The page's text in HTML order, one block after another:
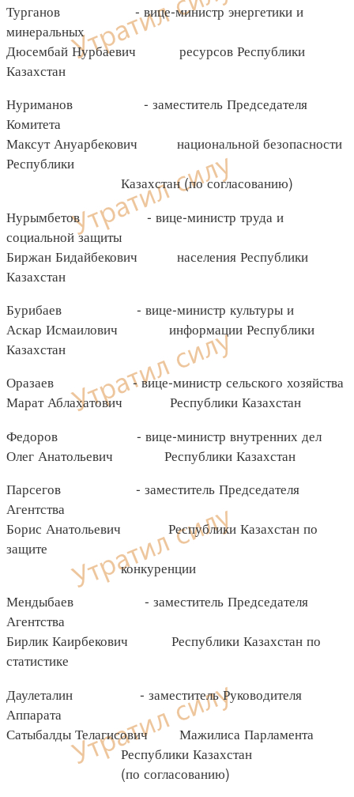
Турганов - вице-министр энергетики и
минеральных
Дюсембай Нурбаевич ресурсов Республики
Казахстан
Нуриманов - заместитель Председателя
Комитета
Максут Ануарбекович национальной безопасности
Республики
Казахстан (по согласованию)
Нурымбетов - вице-министр труда и
социальной защиты
Биржан Бидайбекович населения Республики
Казахстан
Бурибаев - вице-министр культуры и
Аскар Исмаилович информации Республики
Казахстан
Оразаев - вице-министр сельского хозяйства
Марат Аблахатович Республики Казахстан
Федоров - вице-министр внутренних дел
Олег Анатольевич Республики Казахстан
Парсегов - заместитель Председателя
Агентства
Борис Анатольевич Республики Казахстан по
защите
конкуренции
Мендыбаев - заместитель Председателя
Агентства
Бирлик Каирбекович Республики Казахстан по
статистике
Даулеталин - заместитель Руководителя
Аппарата
Сатыбалды Телагисович Мажилиса Парламента
Республики Казахстан
(по согласованию)